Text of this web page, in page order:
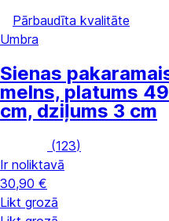
Pārbaudīta kvalitāte
Umbra
Sienas
melns, platums
cm, dziļums 3 cm
(123)
Ir noliktavā
30,90 €
Likt grozā